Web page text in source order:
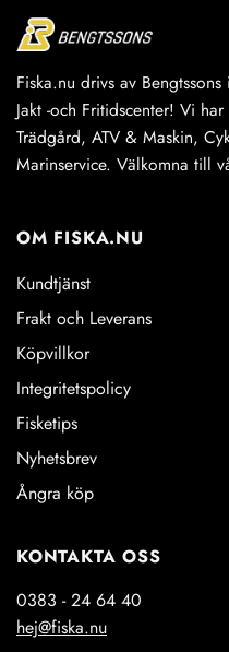
Fiska.nu drivs av
Jakt -och Fritidscenter! Vi
Trädgård, ATV & Maskin,
Marinservice. Välkomna till
OM FISKA.NU
Kundtjänst
Frakt och Leverans
Köpvillkor
Integritetspolicy
Fisketips
Nyhetsbrev
Ångra köp
KONTAKTA OSS
0383 - 24 64 40
hej@fiska.nu